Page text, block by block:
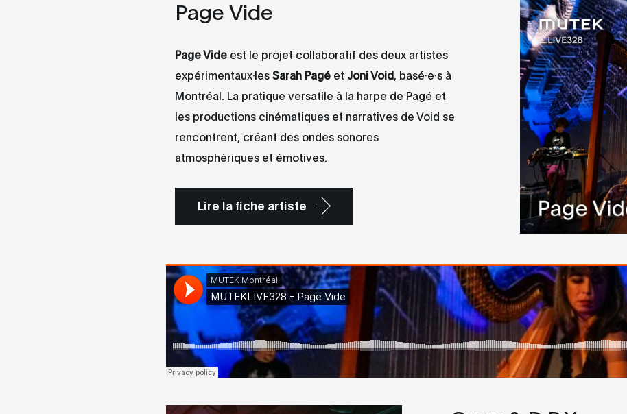
Page Vide
Page Vide est le projet collaboratif des deux artistes
expérimentaux·lesSarah Pagé et Joni Void , basé·e·s à
Montréal. La pratique versatile à la harpe de Pagé et
les productions cinématiques et narratives de Void se
rencontrent, créant des ondes sonores
atmosphériques et émotives.
Lire la fiche artiste